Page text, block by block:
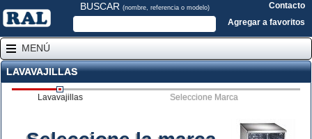
BUSCAR (nombre, referencia o modelo)
Contacto
Agregar a favoritos
MENÚ
LAVAVAJILLAS
Lavavajillas Seleccione Marca